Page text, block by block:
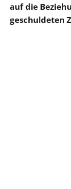
auf die
geschuldeten